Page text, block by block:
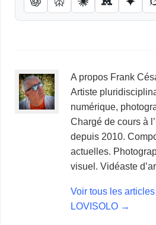
A propos Frank
Artiste
numérique,
Chargé de cours à
depuis 2010.
actuelles.
visuel. Vidéaste
Voir tous les
LOVISOLO →